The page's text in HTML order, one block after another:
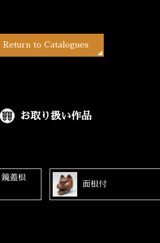
Return to Catalogues
お取り扱い作品
蓋根
面根付